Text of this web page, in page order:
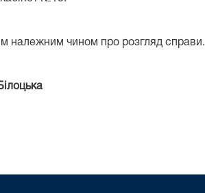
належним чином про розгляд справи.